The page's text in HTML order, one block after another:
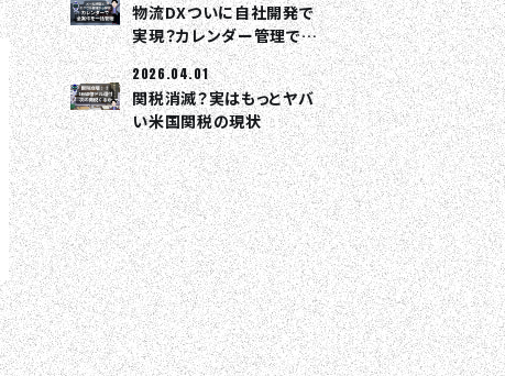
物流DXついに自社開発で
実現？カレンダー管理で全
部つながる
2026.04.01
関税消滅？実はもっとヤバ
い米国関税の現状